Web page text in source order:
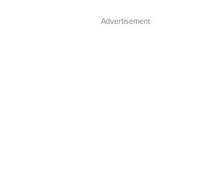
Advertisement